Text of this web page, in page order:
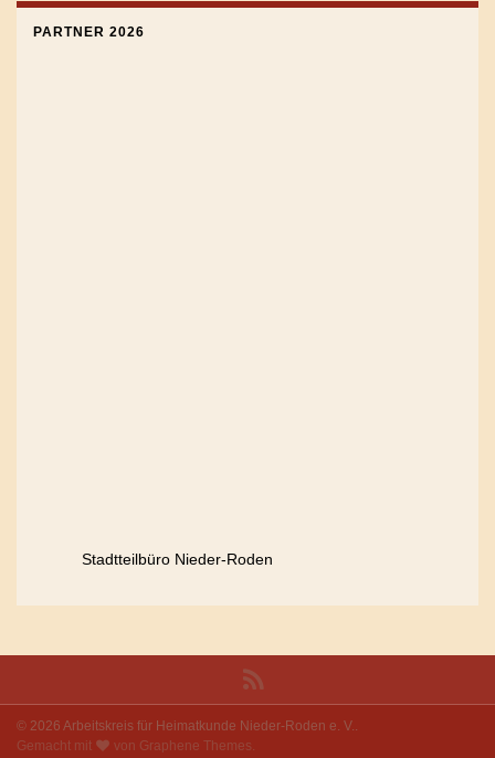
PARTNER 2026
Stadtteilbüro Nieder-Roden
© 2026 Arbeitskreis für Heimatkunde Nieder-Roden e. V..
Gemacht mit
von Graphene Themes.